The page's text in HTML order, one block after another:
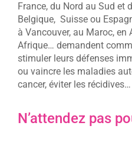
France, du Nord au Sud et
Belgique, Suisse ou
à Vancouver, au Maroc, en
Afrique… demandent
stimuler leurs défenses
ou vaincre les maladies
cancer, éviter les récidives…
N’attendez pas